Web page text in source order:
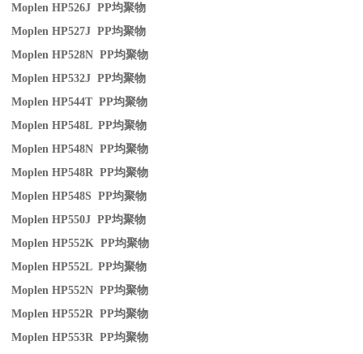
Moplen HP526J PP均聚物
Moplen HP527J PP均聚物
Moplen HP528N PP均聚物
Moplen HP532J PP均聚物
Moplen HP544T PP均聚物
Moplen HP548L PP均聚物
Moplen HP548N PP均聚物
Moplen HP548R PP均聚物
Moplen HP548S PP均聚物
Moplen HP550J PP均聚物
Moplen HP552K PP均聚物
Moplen HP552L PP均聚物
Moplen HP552N PP均聚物
Moplen HP552R PP均聚物
Moplen HP553R PP均聚物